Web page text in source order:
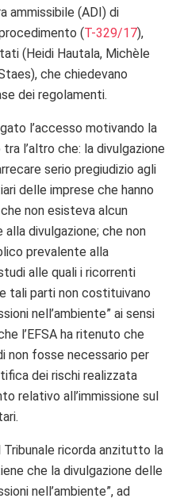
ammissibile (ADI) di
(T-329/17),
(Heidi Hautala, Michèle
che chiedevano
dei regolamenti.
l’accesso motivando la
l’altro che: la divulgazione
serio pregiudizio agli
delle imprese che hanno
non esisteva alcun
divulgazione; che non
prevalente alla
alle quali i ricorrenti
tali parti non costituivano
nell’ambiente” ai sensi
l’EFSA ha ritenuto che
non fosse necessario per
dei rischi realizzata
relativo all’immissione sul
Tribunale ricorda anzitutto la
che la divulgazione delle
nell’ambiente”, ad